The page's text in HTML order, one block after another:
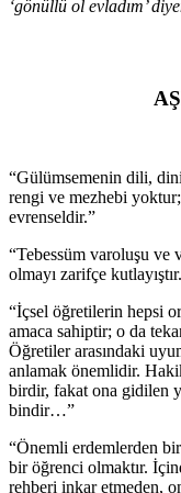
‘gönüllü ol evladım’
“Gülümsemenin dili,
rengi ve mezhebi yoktur;
evrenseldir.”
“Tebessüm varoluşu ve
olmayı zarifçe
“İçsel öğretilerin hepsi
amaca sahiptir; o da
Öğretiler arasındaki
anlamak önemlidir.
birdir, fakat ona gidilen
bindir…”
“Önemli erdemlerden
bir öğrenci olmaktır.
rehberi inkar etmeden,